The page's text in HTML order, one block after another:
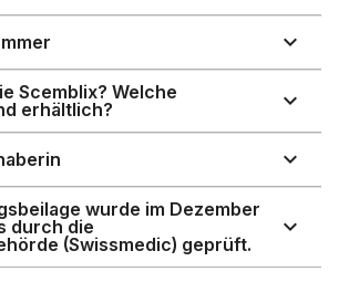
Scemblix? Welche
erhältlich?
wurde im Dezember
durch die
(Swissmedic) geprüft.